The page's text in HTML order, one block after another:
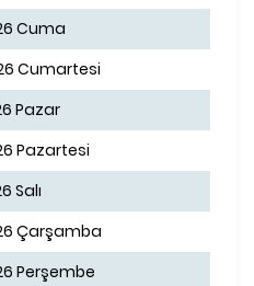
Cuma
Cumartesi
Pazar
Pazartesi
Salı
Çarşamba
Perşembe